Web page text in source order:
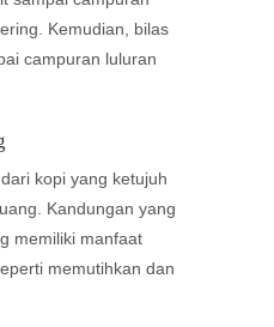
Kemudian, bilas
campuran luluran
kopi yang ketujuh
Kandungan yang
memiliki manfaat
memutihkan dan